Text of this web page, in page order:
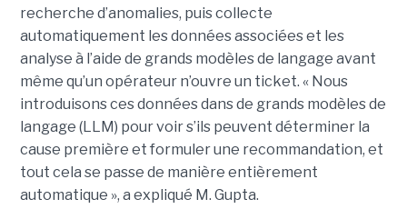
recherche d’anomalies, puis collecte
automatiquement les données associées et les
analyse à l’aide de grands modèles de langage avant
même qu’un opérateur n’ouvre un ticket. « Nous
introduisons ces données dans de grands modèles de
langage (LLM) pour voir s’ils peuvent déterminer la
cause première et formuler une recommandation, et
tout cela se passe de manière entièrement
automatique », a expliqué M. Gupta.